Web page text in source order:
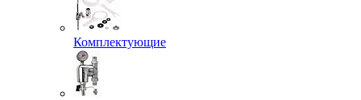
Комплектующие